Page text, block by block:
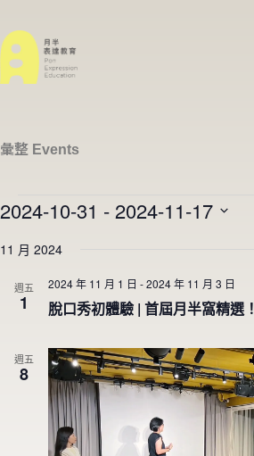
彙整 Events
2024-10-31 - 2024-11-17
e11 月 2024
週五
1 脫口秀初體驗 | 首屆月半窩精選！
2024 年 11 月 1 日 -2024 年 11 月 3 日
週五
8